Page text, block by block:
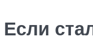
Если